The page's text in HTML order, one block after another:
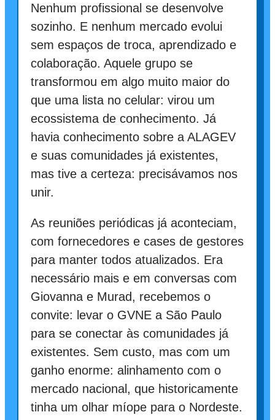
Nenhum profissional se desenvolve
sozinho. E nenhum mercado evolui
sem espaços de troca, aprendizado e
colaboração. Aquele grupo se
transformou em algo muito maior do
que uma lista no celular: virou um
ecossistema de conhecimento. Já
havia conhecimento sobre a ALAGEV
e suas comunidades já existentes,
mas tive a certeza: precisávamos nos
unir.
As reuniões periódicas já aconteciam,
com fornecedores e cases de gestores
para manter todos atualizados. Era
necessário mais e em conversas com
Giovanna e Murad, recebemos o
convite: levar o GVNE a São Paulo
para se conectar às comunidades já
existentes. Sem custo, mas com um
ganho enorme: alinhamento com o
mercado nacional, que historicamente
tinha um olhar míope para o Nordeste.